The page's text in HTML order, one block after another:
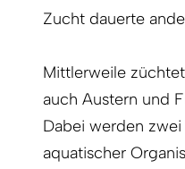
Zucht dauerte
Mittlerweile
auch Austern und
Dabei werden
aquatischer